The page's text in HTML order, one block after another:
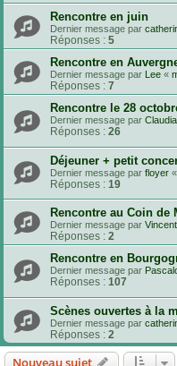
Rencontre en juin
Dernier message par
Réponses : 5
Rencontre en
Dernier message par Lee «
Réponses : 7
Rencontre le 28
Dernier message par Claudia
Réponses : 26
Déjeuner + petit
Dernier message par floyer «
Réponses : 19
Rencontre au Coin de
Dernier message par Vincent
Réponses : 2
Rencontre en
Dernier message par
Réponses : 107
Scènes ouvertes à la
Dernier message par
Réponses : 2